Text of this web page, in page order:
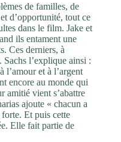
de familles, de
d’opportunité, tout ce
dans le film. Jake et
ils entament une
Ces derniers, à
Sachs l’explique ainsi :
l’amour et à l’argent
encore au monde qui
amitié vient s’abattre
ajoute « chacun a
Et puis cette
Elle fait partie de